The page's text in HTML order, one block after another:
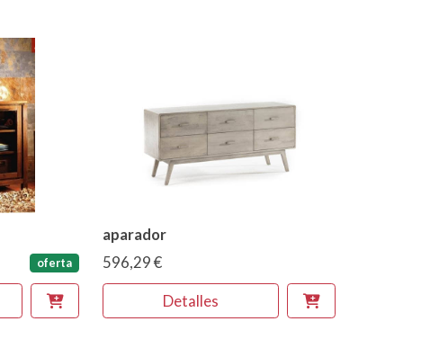
oferta
aparador
596,29 €
Detalles